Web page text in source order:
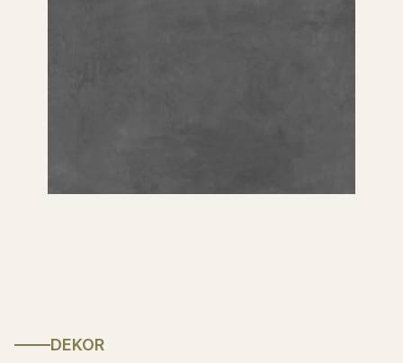
DEKOR